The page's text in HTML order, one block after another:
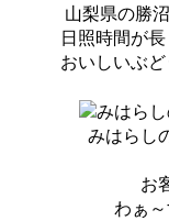
山梨県の勝
日照時間が
おいしいぶど
みはらし
お
わぁ